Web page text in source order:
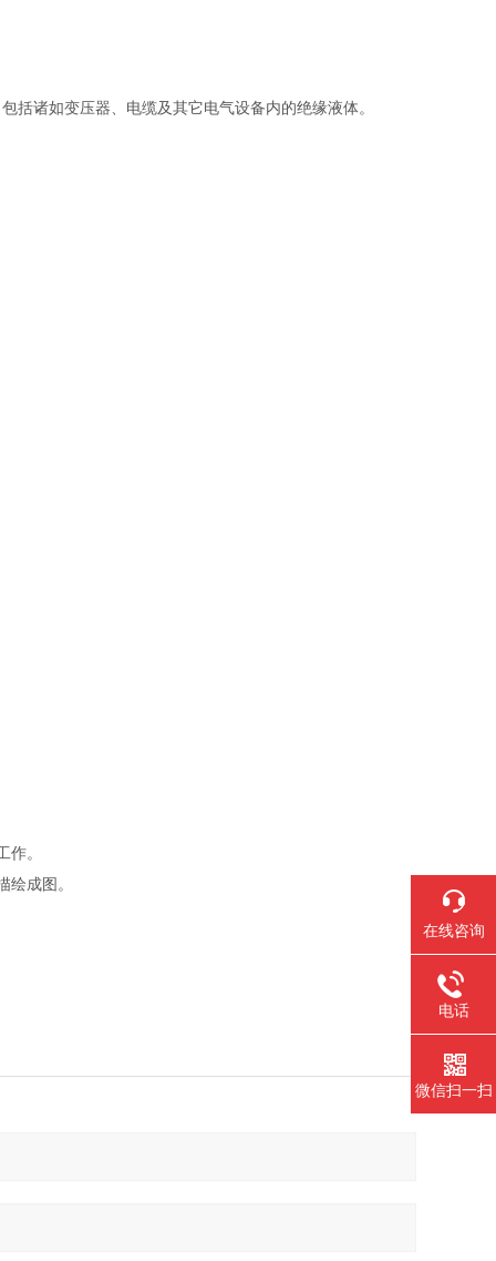
括诸如变压器、电缆及其它电气设备内的绝缘液体。
。
成图。
在线咨询
电话
微信扫一扫